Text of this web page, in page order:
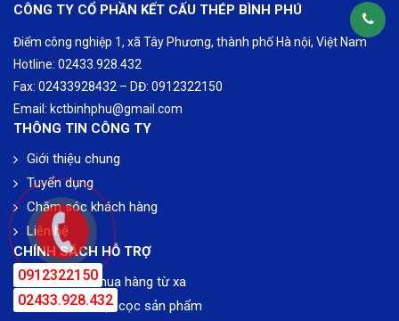
CÔNG TY CỔ PHẦN KẾT CẤU THÉP BÌNH PHÚ
Điểm công nghiệp 1, xã Tây Phương, thành phố Hà nội, Việt Nam
Hotline: 02433.928.432
Fax: 02433928432 – DĐ: 0912322150
Email: kctbinhphu@gmail.com
THÔNG TIN CÔNG TY
Giới thiệu chung
Tuyển dụng
Chăm sóc khách hàng
Liên hệ
CHÍNH SÁCH HỖ TRỢ
Chính sách mua hàng từ xa
Chính sách đặt cọc sản phẩm
0912322150
02433.928.432